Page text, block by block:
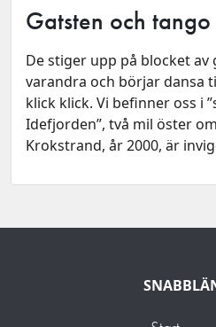
Gatsten och tango
De stiger upp på blocket
varandra och börjar dansa
klick klick. Vi befinner oss i
Idefjorden”, två mil öster
Krokstrand, år 2000, är